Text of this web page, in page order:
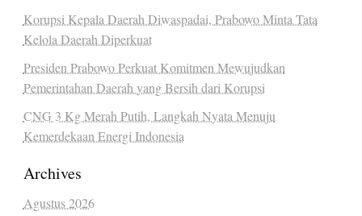
Korupsi Kepala Daerah Diwaspadai, Prabowo Minta Tata
Kelola Daerah Diperkuat
Presiden Prabowo Perkuat Komitmen Mewujudkan
Pemerintahan Daerah yang Bersih dari Korupsi
CNG 3 Kg Merah Putih, Langkah Nyata Menuju
Kemerdekaan Energi Indonesia
Archives
Agustus 2026